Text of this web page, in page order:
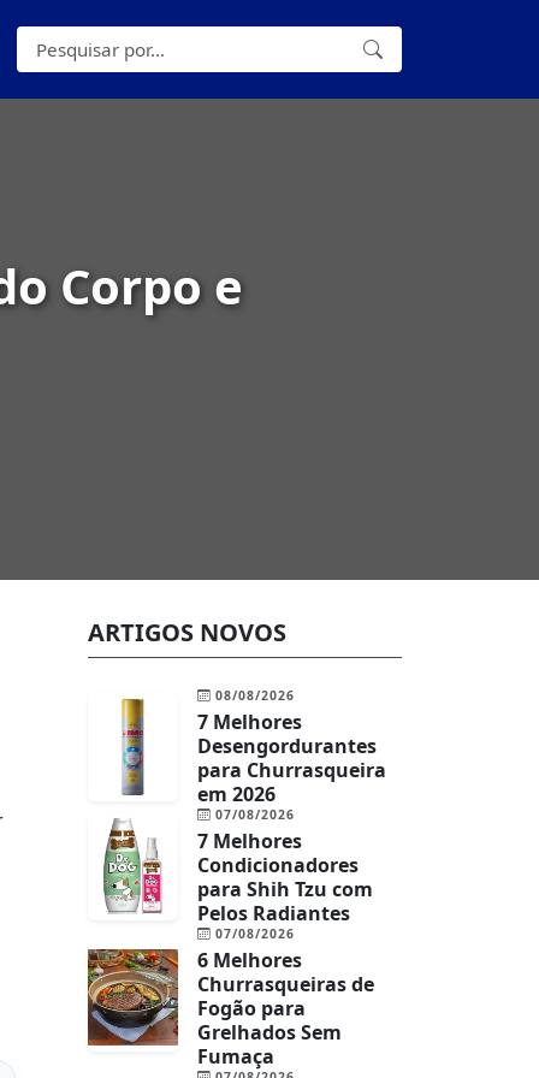
Corpo e
ARTIGOS NOVOS
08/08/2026
7 Melhores
Desengordurantes
para Churrasqueira
em 2026
07/08/2026
7 Melhores
Condicionadores
para Shih Tzu com
Pelos Radiantes
07/08/2026
6 Melhores
Churrasqueiras de
Fogão para
Grelhados Sem
Fumaça